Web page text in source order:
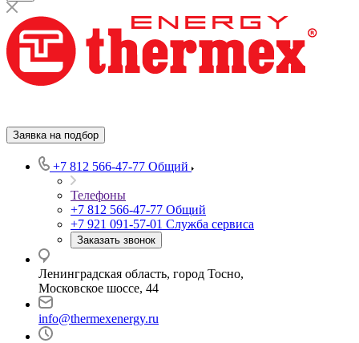
Заявка на подбор
+7 812 566-47-77 Общий
Телефоны
+7 812 566-47-77 Общий
+7 921 091-57-01 Служба сервиса
Заказать звонок
Ленинградская область, город Тосно,
Московское шоссе, 44
info@thermexenergy.ru